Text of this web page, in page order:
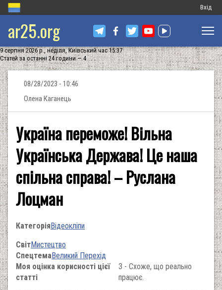
Меню
запису
Вхід
ar25.org
9 серпня 2026 р., неділя, Київський час 15:37
Статей за останні 24 години — 4
08/28/2023 - 10:46
Олена Каганець
Україна переможе! Вільна
Українська Держава! Це наша
спільна справа! – Руслана
Лоцман
КатегоріяВідеокліпи
СвітМистецтво
СпецтемаВеликий Перехід
Моя оцінка корисності цієї
статті
3 - Схоже, що реально
працює.